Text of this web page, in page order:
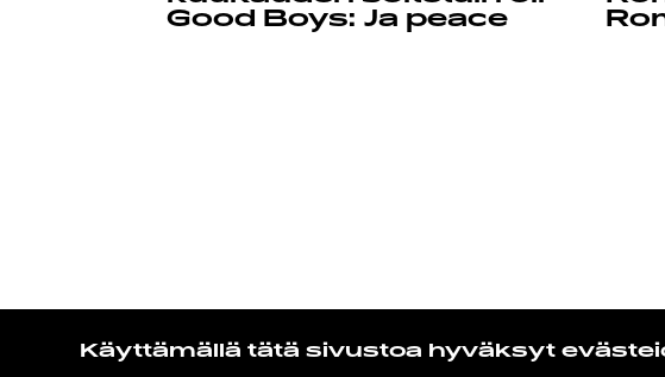
Käyttämällä tätä sivustoa hyväksyt
Good Boys: Ja peace